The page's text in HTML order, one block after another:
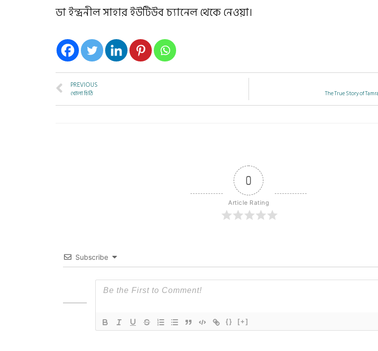
ডা ইন্দ্রনীল সাহার ইউটিউব চ্যানেল থেকে নেওয়া।
PREVIOUS
খোলা চিঠি The True Story of
0
Article Rating
Subscribe
{} [+]